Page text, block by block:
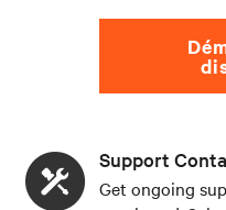
Support
Get ongoing